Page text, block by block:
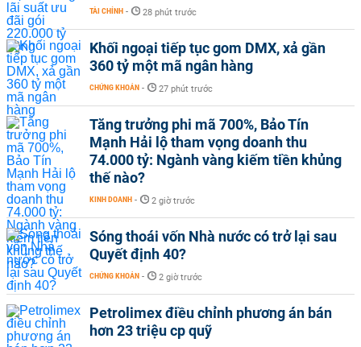
TÀI CHÍNH - 28 phút trước
Khối ngoại tiếp tục gom DMX, xả gần
360 tỷ một mã ngân hàng
CHỨNG KHOÁN - 27 phút trước
Tăng trưởng phi mã 700%, Bảo Tín
Mạnh Hải lộ tham vọng doanh thu
74.000 tỷ: Ngành vàng kiếm tiền khủng
thế nào?
KINH DOANH - 2 giờ trước
Sóng thoái vốn Nhà nước có trở lại sau
Quyết định 40?
CHỨNG KHOÁN - 2 giờ trước
Petrolimex điều chỉnh phương án bán
hơn 23 triệu cp quỹ